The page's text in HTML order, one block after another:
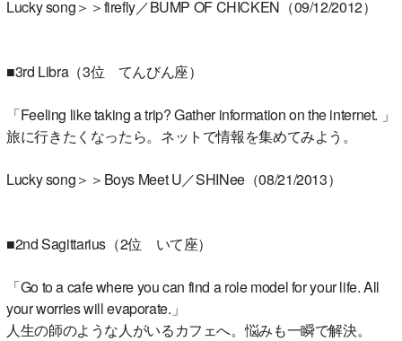
Lucky song＞＞firefly／BUMP OF CHICKEN（09/12/2012）
■3rd Libra（3位 てんびん座）
「Feeling like taking a trip? Gather information on the internet. 」
旅に行きたくなったら。ネットで情報を集めてみよう。
Lucky song＞＞Boys Meet U／SHINee（08/21/2013）
■2nd Sagittarius（2位 いて座）
「Go to a cafe where you can find a role model for your life. All
your worries will evaporate.」
人生の師のような人がいるカフェへ。悩みも一瞬で解決。